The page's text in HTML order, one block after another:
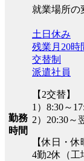
就業場所の
勤務
時間
土日休み
残業月20時
交替制
派遣社員
【2交替】
1）8:30～
2）20:30～
【休日・休
4勤2休（工